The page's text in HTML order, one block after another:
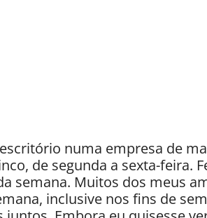
numa empresa de
de segunda a sexta-feira.
semana. Muitos dos meus
inclusive nos fins de